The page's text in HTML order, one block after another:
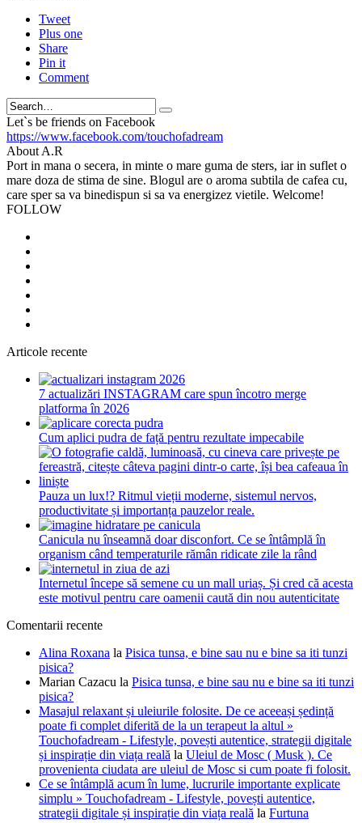
Tweet
Plus one
Share
Pin it
Comment
Search
Let`s be friends on Facebook
https://www.facebook.com/touchofadream
About A.R
Port in mana o secera, in minte o mare guma de sters, iar in suflet o
mare doza de stima de sine. Blogul are o aroma subtila de cafea cu,
care sper sa va binedispun si sa va energizez vietile. Welcome!
FOLLOW
Articole recente
7 actualizări INSTAGRAM care spun încotro merge
platforma în 2026
Cum aplici pudra de față pentru rezultate impecabile
Pauza un lux!? Ritmul vieții moderne, sistemul nervos,
productivitate și importanța pauzelor reale.
Canicula nu înseamnă doar disconfort. Ce se întâmplă în
organism când temperaturile rămân ridicate zile la rând
Internetul începe să semene cu un mall uriaș. Și cred că acesta
este motivul pentru care oamenii caută din nou autenticitate
Comentarii recente
Alina Roxana la Pisica tunsa, e bine sau nu e bine sa iti tunzi
pisica?
Marian Cazacu la Pisica tunsa, e bine sau nu e bine sa iti tunzi
pisica?
Masajul relaxant și uleiurile folosite. De ce aceeași ședință
poate fi complet diferită de la un terapeut la altul »
Touchofadream - Lifestyle, povești autentice, strategii digitale
și inspirație din viața reală la Uleiul de Mosc ( Musk ). Ce
provenienta ciudata are uleiul de Mosc si cum poate fi folosit.
Ce se întâmplă acum în lume, lucrurile importante explicate
simplu » Touchofadream - Lifestyle, povești autentice,
strategii digitale și inspirație din viața reală la Furtuna